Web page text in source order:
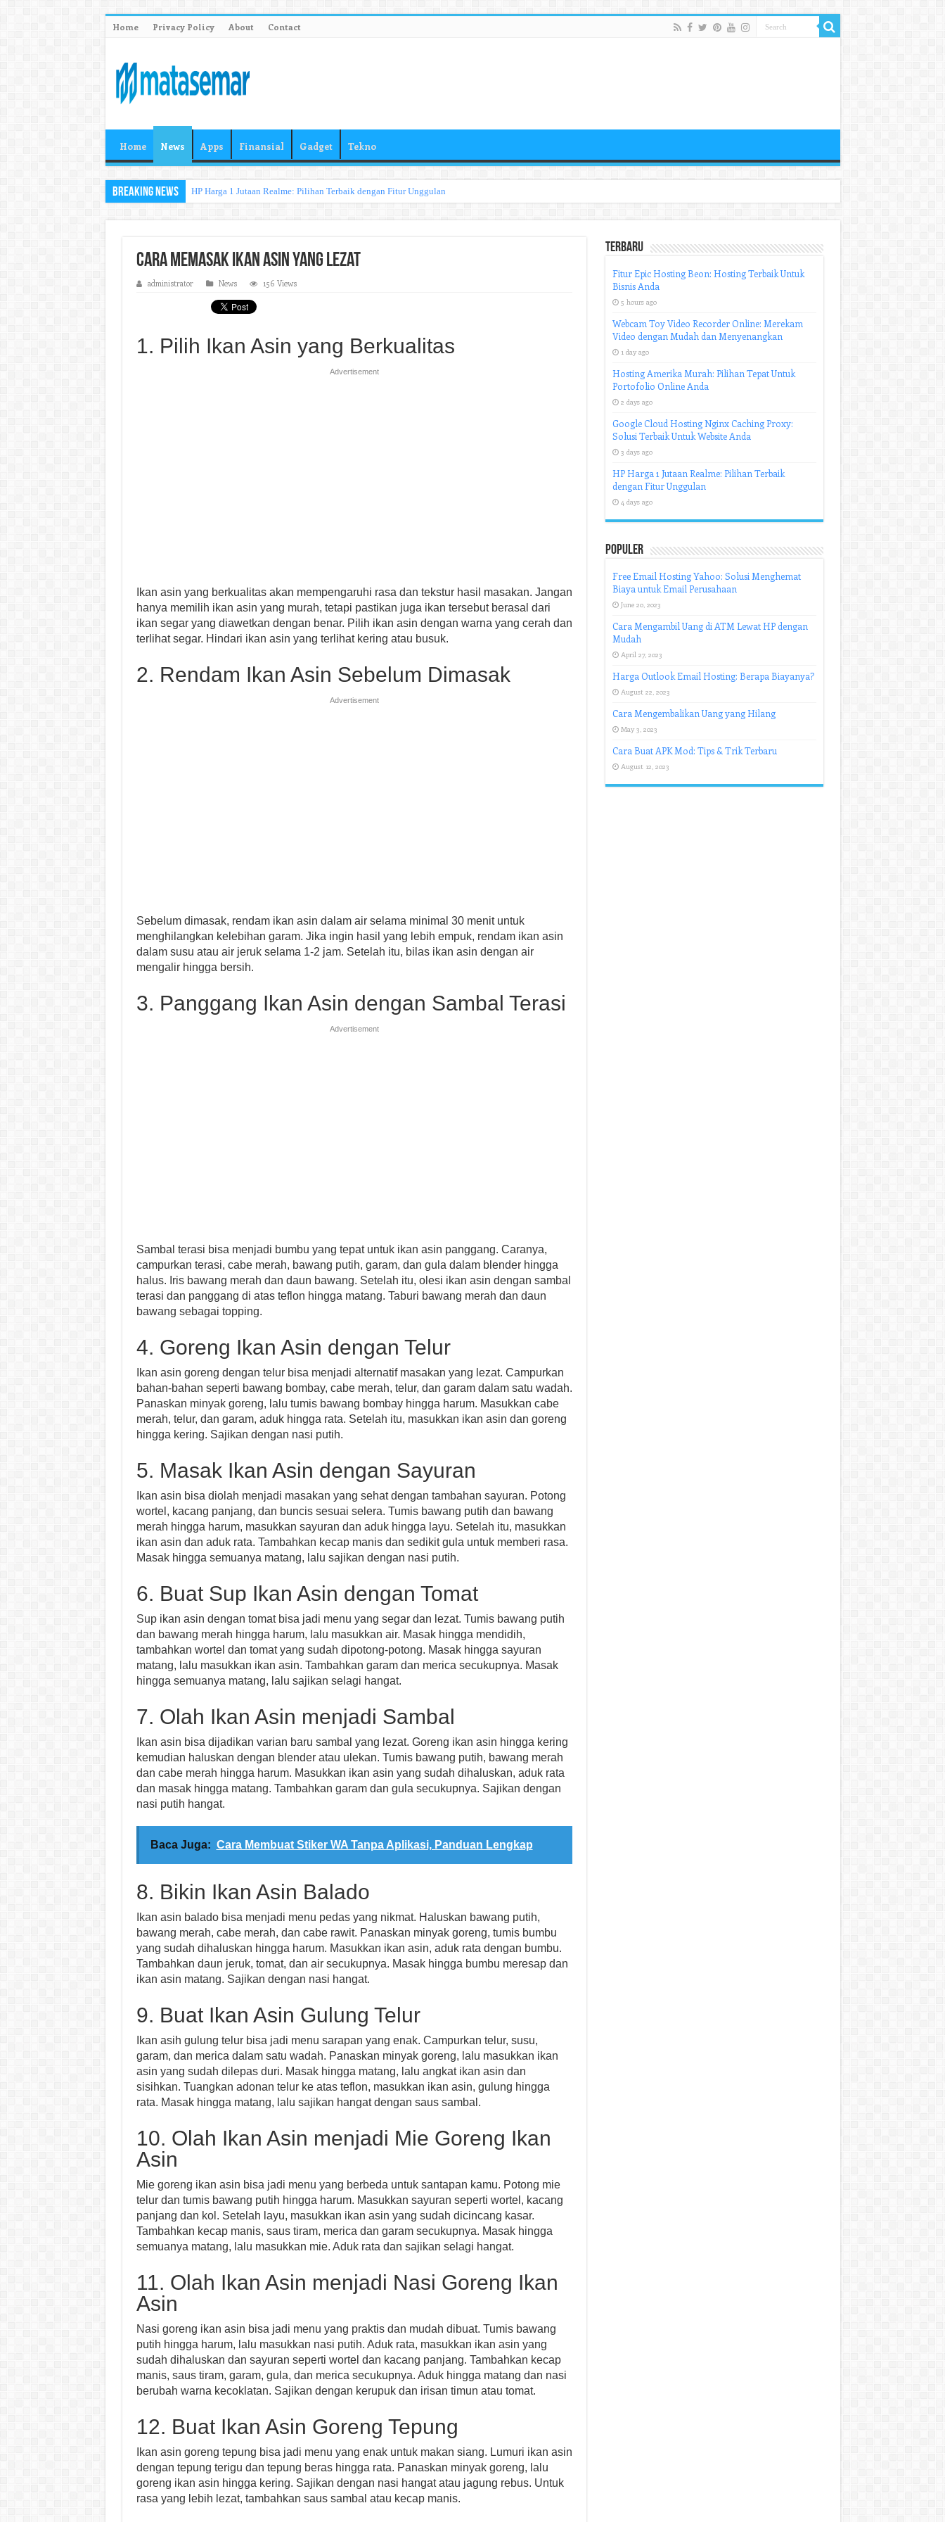
Home Privacy Policy About Contact
Home News Apps Finansial Gadget Tekno
Breaking News HP Harga 1 Jutaan Realme: Pilihan Terbaik dengan Fitur Unggulan
Cara Memasak Ikan Asin yang Lezat
administrator News 156 Views
1. Pilih Ikan Asin yang Berkualitas
Advertisement
Ikan asin yang berkualitas akan mempengaruhi rasa dan tekstur hasil masakan. Jangan
hanya memilih ikan asin yang murah, tetapi pastikan juga ikan tersebut berasal dari
ikan segar yang diawetkan dengan benar. Pilih ikan asin dengan warna yang cerah dan
terlihat segar. Hindari ikan asin yang terlihat kering atau busuk.
2. Rendam Ikan Asin Sebelum Dimasak
Advertisement
Sebelum dimasak, rendam ikan asin dalam air selama minimal 30 menit untuk
menghilangkan kelebihan garam. Jika ingin hasil yang lebih empuk, rendam ikan asin
dalam susu atau air jeruk selama 1-2 jam. Setelah itu, bilas ikan asin dengan air
mengalir hingga bersih.
3. Panggang Ikan Asin dengan Sambal Terasi
Advertisement
Sambal terasi bisa menjadi bumbu yang tepat untuk ikan asin panggang. Caranya,
campurkan terasi, cabe merah, bawang putih, garam, dan gula dalam blender hingga
halus. Iris bawang merah dan daun bawang. Setelah itu, olesi ikan asin dengan sambal
terasi dan panggang di atas teflon hingga matang. Taburi bawang merah dan daun
bawang sebagai topping.
4. Goreng Ikan Asin dengan Telur
Ikan asin goreng dengan telur bisa menjadi alternatif masakan yang lezat. Campurkan
bahan-bahan seperti bawang bombay, cabe merah, telur, dan garam dalam satu wadah.
Panaskan minyak goreng, lalu tumis bawang bombay hingga harum. Masukkan cabe
merah, telur, dan garam, aduk hingga rata. Setelah itu, masukkan ikan asin dan goreng
hingga kering. Sajikan dengan nasi putih.
5. Masak Ikan Asin dengan Sayuran
Ikan asin bisa diolah menjadi masakan yang sehat dengan tambahan sayuran. Potong
wortel, kacang panjang, dan buncis sesuai selera. Tumis bawang putih dan bawang
merah hingga harum, masukkan sayuran dan aduk hingga layu. Setelah itu, masukkan
ikan asin dan aduk rata. Tambahkan kecap manis dan sedikit gula untuk memberi rasa.
Masak hingga semuanya matang, lalu sajikan dengan nasi putih.
6. Buat Sup Ikan Asin dengan Tomat
Sup ikan asin dengan tomat bisa jadi menu yang segar dan lezat. Tumis bawang putih
dan bawang merah hingga harum, lalu masukkan air. Masak hingga mendidih,
tambahkan wortel dan tomat yang sudah dipotong-potong. Masak hingga sayuran
matang, lalu masukkan ikan asin. Tambahkan garam dan merica secukupnya. Masak
hingga semuanya matang, lalu sajikan selagi hangat.
7. Olah Ikan Asin menjadi Sambal
Ikan asin bisa dijadikan varian baru sambal yang lezat. Goreng ikan asin hingga kering
kemudian haluskan dengan blender atau ulekan. Tumis bawang putih, bawang merah
dan cabe merah hingga harum. Masukkan ikan asin yang sudah dihaluskan, aduk rata
dan masak hingga matang. Tambahkan garam dan gula secukupnya. Sajikan dengan
nasi putih hangat.
Baca Juga: Cara Membuat Stiker WA Tanpa Aplikasi, Panduan Lengkap
8. Bikin Ikan Asin Balado
Ikan asin balado bisa menjadi menu pedas yang nikmat. Haluskan bawang putih,
bawang merah, cabe merah, dan cabe rawit. Panaskan minyak goreng, tumis bumbu
yang sudah dihaluskan hingga harum. Masukkan ikan asin, aduk rata dengan bumbu.
Tambahkan daun jeruk, tomat, dan air secukupnya. Masak hingga bumbu meresap dan
ikan asin matang. Sajikan dengan nasi hangat.
9. Buat Ikan Asin Gulung Telur
Ikan asih gulung telur bisa jadi menu sarapan yang enak. Campurkan telur, susu,
garam, dan merica dalam satu wadah. Panaskan minyak goreng, lalu masukkan ikan
asin yang sudah dilepas duri. Masak hingga matang, lalu angkat ikan asin dan
sisihkan. Tuangkan adonan telur ke atas teflon, masukkan ikan asin, gulung hingga
rata. Masak hingga matang, lalu sajikan hangat dengan saus sambal.
10. Olah Ikan Asin menjadi Mie Goreng Ikan
Asin
Mie goreng ikan asin bisa jadi menu yang berbeda untuk santapan kamu. Potong mie
telur dan tumis bawang putih hingga harum. Masukkan sayuran seperti wortel, kacang
panjang dan kol. Setelah layu, masukkan ikan asin yang sudah dicincang kasar.
Tambahkan kecap manis, saus tiram, merica dan garam secukupnya. Masak hingga
semuanya matang, lalu masukkan mie. Aduk rata dan sajikan selagi hangat.
11. Olah Ikan Asin menjadi Nasi Goreng Ikan
Asin
Nasi goreng ikan asin bisa jadi menu yang praktis dan mudah dibuat. Tumis bawang
putih hingga harum, lalu masukkan nasi putih. Aduk rata, masukkan ikan asin yang
sudah dihaluskan dan sayuran seperti wortel dan kacang panjang. Tambahkan kecap
manis, saus tiram, garam, gula, dan merica secukupnya. Aduk hingga matang dan nasi
berubah warna kecoklatan. Sajikan dengan kerupuk dan irisan timun atau tomat.
12. Buat Ikan Asin Goreng Tepung
Ikan asin goreng tepung bisa jadi menu yang enak untuk makan siang. Lumuri ikan asin
dengan tepung terigu dan tepung beras hingga rata. Panaskan minyak goreng, lalu
goreng ikan asin hingga kering. Sajikan dengan nasi hangat atau jagung rebus. Untuk
rasa yang lebih lezat, tambahkan saus sambal atau kecap manis.
Terbaru
Fitur Epic Hosting Beon: Hosting Terbaik Untuk
Bisnis Anda
5 hours ago
Webcam Toy Video Recorder Online: Merekam
Video dengan Mudah dan Menyenangkan
1 day ago
Hosting Amerika Murah: Pilihan Tepat Untuk
Portofolio Online Anda
2 days ago
Google Cloud Hosting Nginx Caching Proxy:
Solusi Terbaik Untuk Website Anda
3 days ago
HP Harga 1 Jutaan Realme: Pilihan Terbaik
dengan Fitur Unggulan
4 days ago
Populer
Free Email Hosting Yahoo: Solusi Menghemat
Biaya untuk Email Perusahaan
June 20, 2023
Cara Mengambil Uang di ATM Lewat HP dengan
Mudah
April 27, 2023
Harga Outlook Email Hosting: Berapa Biayanya?
August 22, 2023
Cara Mengembalikan Uang yang Hilang
May 3, 2023
Cara Buat APK Mod: Tips & Trik Terbaru
August 12, 2023